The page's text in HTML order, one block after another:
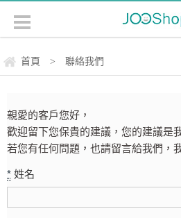
首頁 > 聯絡我們
親愛的客戶您好，
歡迎留下您保貴的建議，您的建議是
若您有任何問題，也請留言給我們，
* 姓名